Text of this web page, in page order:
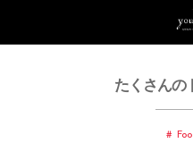
たくさんの